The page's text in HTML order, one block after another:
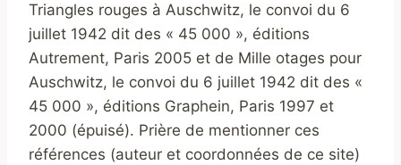
Triangles rouges à Auschwitz, le convoi du 6
juillet 1942 dit des « 45 000 », éditions
Autrement, Paris 2005 et de Mille otages pour
Auschwitz, le convoi du 6 juillet 1942 dit des «
45 000 », éditions Graphein, Paris 1997 et
2000 (épuisé). Prière de mentionner ces
références (auteur et coordonnées de ce site)